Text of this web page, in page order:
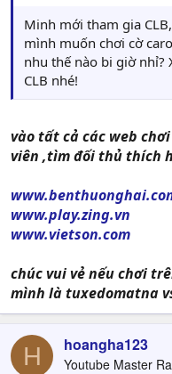
Minh mới tham gia
mình muốn chơi cờ
nhu thế nào bi giờ nhỉ?
CLB nhé!
vào tất cả các web
viên ,tìm đối thủ thích
www.play.zing.vn
www.vietson.com
chúc vui vẻ nếu chơi
mình là tuxedomatna
H hoangha123
Youtube Master